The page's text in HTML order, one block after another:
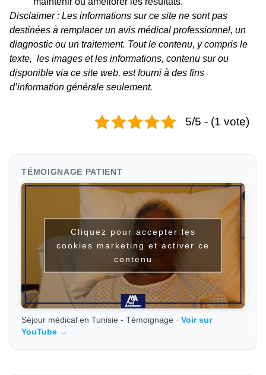
Disclaimer : Les informations sur ce site ne sont pas
destinées à remplacer un avis médical professionnel, un
diagnostic ou un traitement. Tout le contenu, y compris le
texte, les images et les informations, contenu sur ou
disponible via ce site web, est fourni à des fins
d’information générale seulement.
5/5 - (1 vote)
TÉMOIGNAGE PATIENT
Cliquez pour accepter les
cookies marketing et activer ce
contenu
Séjour médical en Tunisie - Témoignage ·Voir sur
YouTube →